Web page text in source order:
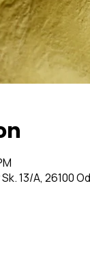
13/A, 26100